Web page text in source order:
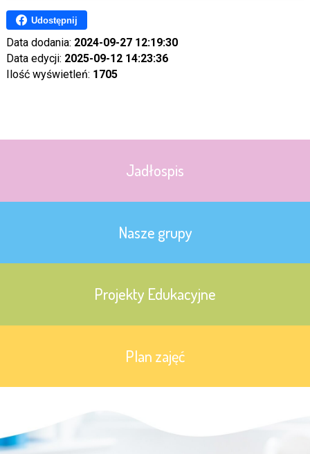
Udostępnij
Data dodania: 2024-09-27 12:19:30
Data edycji: 2025-09-12 14:23:36
Ilość wyświetleń: 1705
Jadłospis
Nasze grupy
Projekty Edukacyjne
Plan zajęć